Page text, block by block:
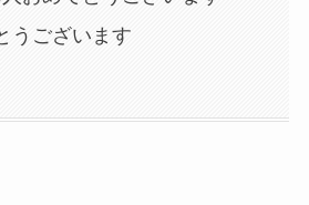
うございます